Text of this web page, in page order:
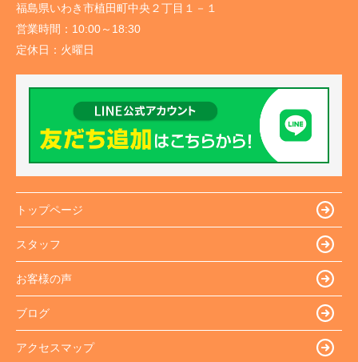
福島県いわき市植田町中央２丁目１－１
営業時間： 10:00～18:30
定休日： 火曜日
トップページ
スタッフ
お客様の声
ブログ
アクセスマップ